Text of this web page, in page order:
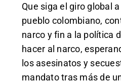
Que siga el giro global
pueblo colombiano,
narco y fin a la política
hacer al narco,
los asesinatos y
mandato tras más de